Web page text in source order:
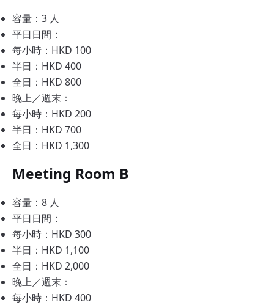
容量：3 人
平日日間：
每小時：HKD 100
半日：HKD 400
全日：HKD 800
晚上／週末：
每小時：HKD 200
半日：HKD 700
全日：HKD 1,300
Meeting Room B
容量：8 人
平日日間：
每小時：HKD 300
半日：HKD 1,100
全日：HKD 2,000
晚上／週末：
每小時：HKD 400